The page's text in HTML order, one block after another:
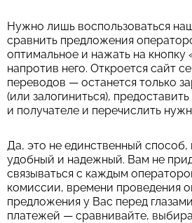
Нужно лишь воспользоваться
сравнить предложения
оптимальное и нажать на кнопку
напротив него. Откроется сайт
переводов — останется только
(или залогиниться),
и получателе и перечислить
Да, это не единственный
удобный и надежный. Вам не
связываться с каждым
комиссии, времени проведения
предложения у Вас перед
платежей — сравнивайте,